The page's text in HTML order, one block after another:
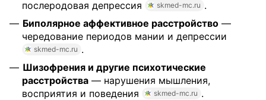
послеродовая депрессия skmed-mc.ru .
Биполярное аффективное расстройство —
чередование периодов мании и депрессии
skmed-mc.ru .
Шизофрения и другие психотические
расстройства — нарушения мышления,
восприятия и поведения
skmed-mc.ru .